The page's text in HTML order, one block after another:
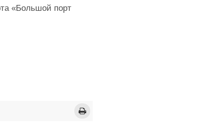
«Большой порт